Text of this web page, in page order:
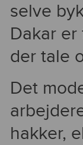
selve
Dakar
der tale
Det
hakker,